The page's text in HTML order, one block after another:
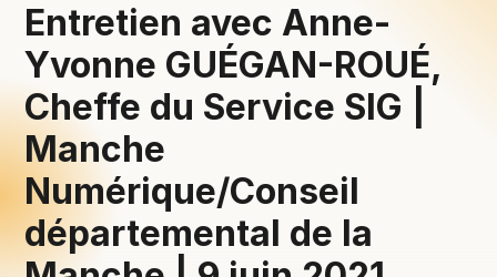
Entretien avec Anne-
Yvonne GUÉGAN-ROUÉ,
Cheffe du Service SIG |
Manche
Numérique/Conseil
départemental de la